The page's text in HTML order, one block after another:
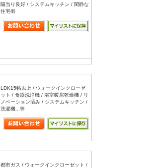
陽当り良好 / システムキッチン / 閑静な
住宅街
LDK15帖以上 / ウォークインクローゼ
ット / 食器洗浄機 / 浴室暖房乾燥機 / リ
ノベーション済み / システムキッチン /
洗濯機...等
都市ガス / ウォークインクローゼット /